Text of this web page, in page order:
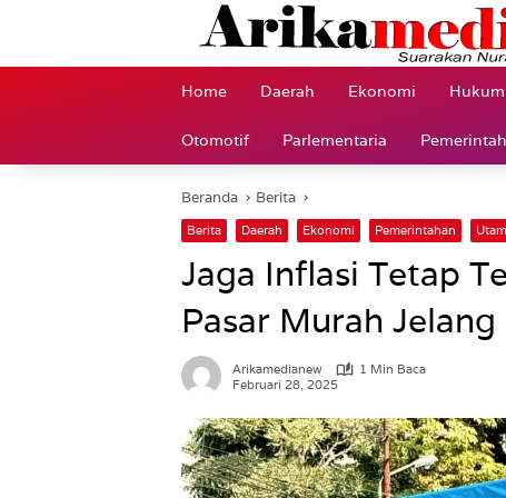
Home Daerah Ekonomi
Otomotif Parlementaria
Beranda Berita
Berita Daerah Ekonomi Pemerintahan
Jaga Inflasi Tetap
Pasar Murah
Arikamedianew
1 Min Baca
Februari 28, 2025